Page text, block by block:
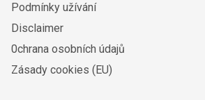
Podmínky užívání
Disclaimer
0chrana osobních údajů
Zásady cookies (EU)